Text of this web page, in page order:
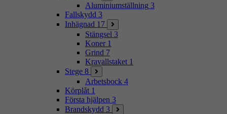
Aluminiumställning 3
Fallskydd 3
Inhägnad 17
Stängsel 3
Koner 1
Grind 7
Kravallstaket 1
Stege 8
Arbetsbock 4
Körplåt 1
Första hjälpen 3
Brandskydd 3